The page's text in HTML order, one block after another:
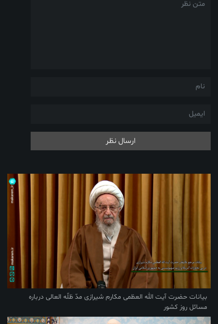
ارسال نظر
بیانات حضرت آیت الله العظمی مکارم شیرازی مدّ ظلّه العالی درباره
مسائل روز کشور